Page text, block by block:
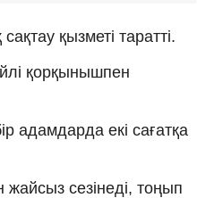
қызметі таратті.
қорқынышпен
адамдарда екі сағатқа
сезінеді, тоңып